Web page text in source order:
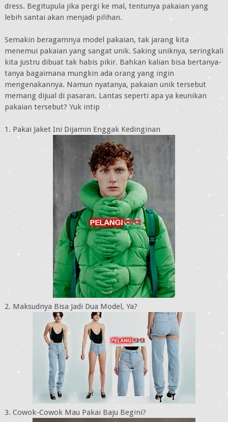
dress. Begitupula jika pergi ke mal, tentunya pakaian yang
lebih santai akan menjadi pilihan.
Semakin beragamnya model pakaian, tak jarang kita
menemui pakaian yang sangat unik. Saking uniknya, seringkali
kita justru dibuat tak habis pikir. Bahkan kalian bisa bertanya-
tanya bagaimana mungkin ada orang yang ingin
mengenakannya. Namun nyatanya, pakaian unik tersebut
memang dijual di pasaran. Lantas seperti apa ya keunikan
pakaian tersebut? Yuk intip
1. Pakai Jaket Ini Dijamin Enggak Kedinginan
2. Maksudnya Bisa Jadi Dua Model, Ya?
3. Cowok-Cowok Mau Pakai Baju Begini?